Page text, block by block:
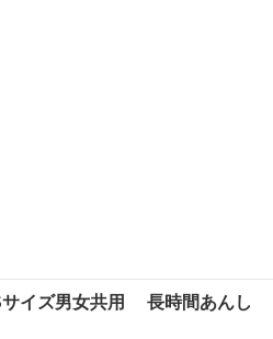
サイズ男女共用 長時間あんし